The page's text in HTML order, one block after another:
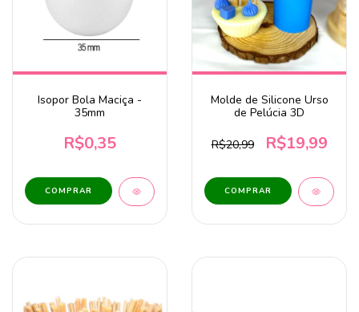
Isopor Bola Maciça -
35mm
R$0,35
Molde de Silicone Urso
de Pelúcia 3D
R$20,99 R$19,99